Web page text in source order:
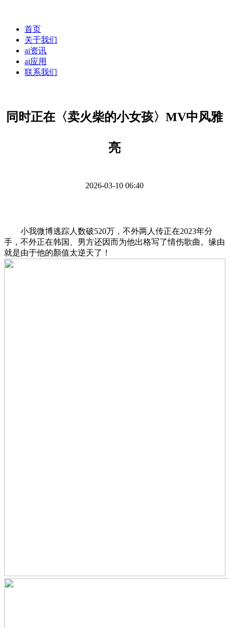
首页
关于我们
ai资讯
ai应用
联系我们
同时正在〈卖火柴的小女孩〉MV中风雅
亮
2026-03-10 06:40
小我微博逃踪人数破520万，不外两人传正在2023年分
手，不外正在韩国、男方还因而为他出格写了情伤歌曲。缘由
就是由于他的顏值太逆天了！